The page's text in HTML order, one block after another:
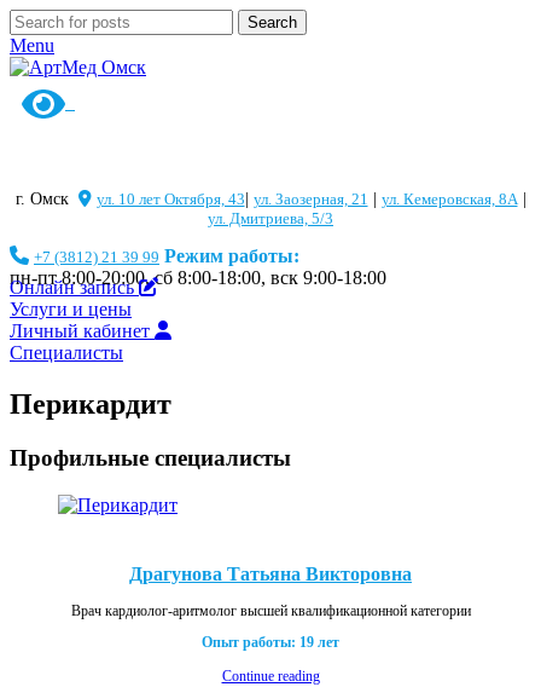
Search
Menu
г. Омск ул. 10 лет Октября, 43 ул. Заозерная, 21 ул. Кемеровская, 8А|
ул. Дмитриева, 5/3
+7 (3812) 21 39 99 Режим работы:
пн-пт 8:00-20:00, сб 8:00-18:00, вск 9:00-18:00
Онлайн запись
Услуги и цены
Личный кабинет
Специалисты
Перикардит
Профильные специалисты
Драгунова Татьяна Викторовна
Врач кардиолог-аритмолог высшей квалификационной категории
Опыт работы: 19 лет
Continue reading